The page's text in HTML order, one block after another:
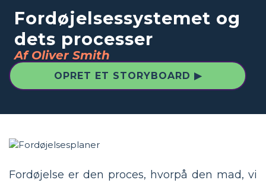
Fordøjelsessystemet og
dets processer
Af Oliver Smith
OPRET ET STORYBOARD ▶
Fordøjelse er den proces, hvorpå den mad, vi